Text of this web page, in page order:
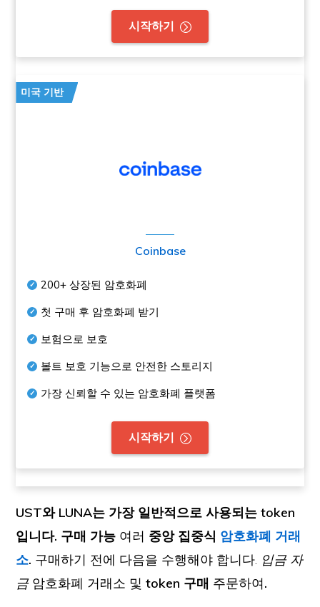
시작하기
미국 기반
Coinbase
200+ 상장된 암호화폐
첫 구매 후 암호화폐 받기
보험으로 보호
볼트 보호 기능으로 안전한 스토리지
가장 신뢰할 수 있는 암호화폐 플랫폼
시작하기
UST와 LUNA는 가장 일반적으로 사용되는 token
입니다. 구매 가능 여러 중앙 집중식 암호화폐 거래
소. 구매하기 전에 다음을 수행해야 합니다. 입금 자
금암호화폐 거래소 및token 구매 주문하여.